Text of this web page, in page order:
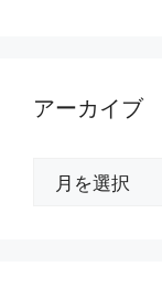
アーカイブ